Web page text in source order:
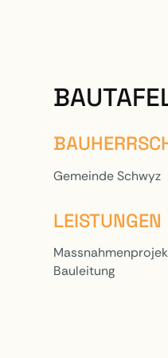
Gemeinde Schwyz
LEISTUNGEN
Bauleitung